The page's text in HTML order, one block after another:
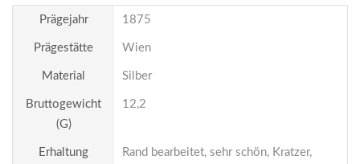
Prägejahr 1875
Prägestätte Wien
Material Silber
Bruttogewicht
(g)
12,2
Erhaltung
Rand bearbeitet, sehr schön, Kratzer,